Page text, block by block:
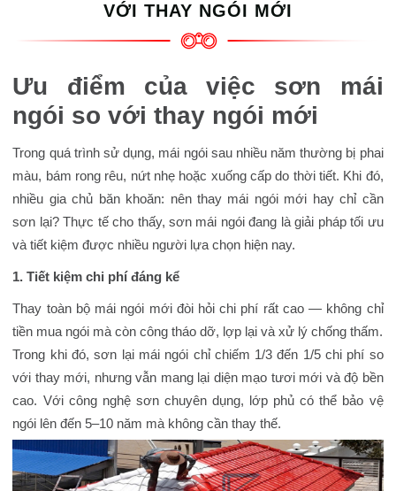
VỚI THAY NGÓI MỚI
Ưu điểm của việc sơn mái
ngói so với thay ngói mới
Trong quá trình sử dụng, mái ngói sau nhiều năm thường bị phai
màu, bám rong rêu, nứt nhẹ hoặc xuống cấp do thời tiết. Khi đó,
nhiều gia chủ băn khoăn: nên thay mái ngói mới hay chỉ cần
sơn lại? Thực tế cho thấy, sơn mái ngói đang là giải pháp tối ưu
và tiết kiệm được nhiều người lựa chọn hiện nay.
1. Tiết kiệm chi phí đáng kể
Thay toàn bộ mái ngói mới đòi hỏi chi phí rất cao — không chỉ
tiền mua ngói mà còn công tháo dỡ, lợp lại và xử lý chống thấm.
Trong khi đó, sơn lại mái ngói chỉ chiếm 1/3 đến 1/5 chi phí so
với thay mới, nhưng vẫn mang lại diện mạo tươi mới và độ bền
cao. Với công nghệ sơn chuyên dụng, lớp phủ có thể bảo vệ
ngói lên đến 5–10 năm mà không cần thay thế.